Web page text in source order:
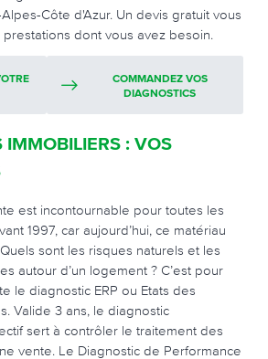
Côte d'Azur. Un devis gratuit vous
dont vous avez besoin.
COMMANDEZ VOS
DIAGNOSTICS
IMMOBILIERS : VOS
est incontournable pour toutes les
1997, car aujourd’hui, ce matériau
sont les risques naturels et les
autour d’un logement ? C’est pour
le diagnostic ERP ou Etats des
Valide 3 ans, le diagnostic
sert à contrôler le traitement des
vente. Le Diagnostic de Performance